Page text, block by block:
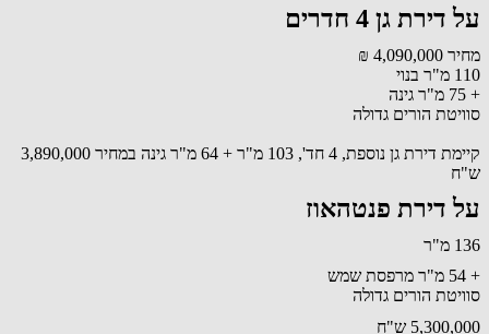
על דירת גן 4 חדרים
מחיר 4,090,000 ₪
110 מ"ר בנוי
+ 75 מ"ר גינה
סוויטת הורים גדולה
קיימת דירת גן נוספת, 4 חד', 103 מ"ר + 64 מ"ר גינה במחיר 3,890,000
ש"ח
על דירת פנטהאוז
136 מ"ר
+ 54 מ"ר מרפסת שמש
סוויטת הורים גדולה
5,300,000 ש"ח